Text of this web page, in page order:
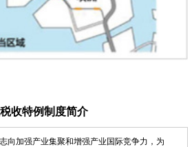
收特例制度简介
向加强产业集聚和增强产业国际竞争力，为